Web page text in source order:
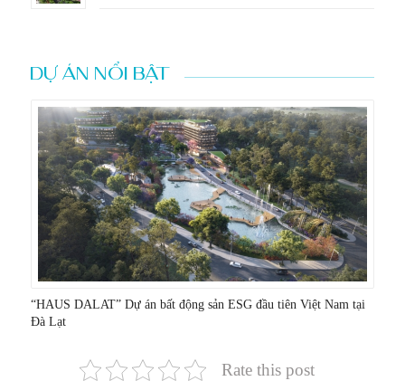
DỰ ÁN NỔI BẬT
“HAUS DALAT” Dự án bất động sản ESG đầu tiên Việt Nam tại
Đà Lạt
Rate this post